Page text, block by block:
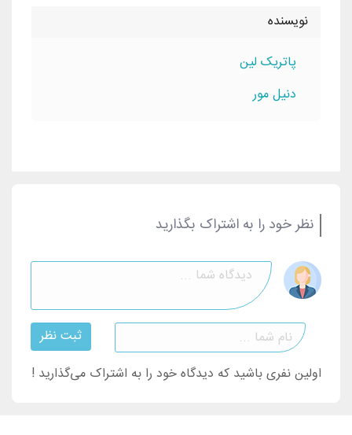
نویسنده
پاتريک لين
دنيل مور
نظر خود را به اشتراک بگذارید
ثبت نظر
اولین نفری باشید که دیدگاه خود را به اشتراک می‌گذارید !